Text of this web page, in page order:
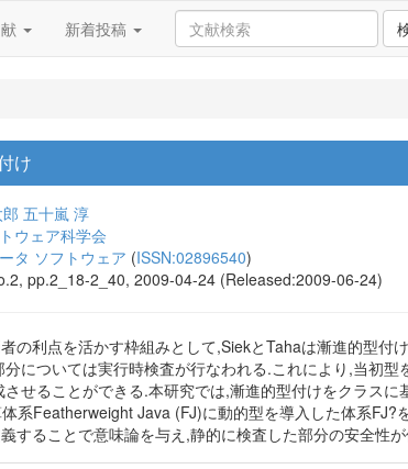
新着投稿
け
五十嵐 淳
ウェア科学会
タ ソフトウェア (ISSN:02896540)
pp.2_18-2_40, 2009-04-24 (Released:2009-06-24)
の利点を活かす枠組みとして,SiekとTahaは漸進的型付
については実行時検査が行なわれる.これにより,当初
せることができる.本研究では,漸進的型付けをクラス
系Featherweight Java (FJ)に動的型を導入した体系FJ?
することで意味論を与え,静的に検査した部分の安全性